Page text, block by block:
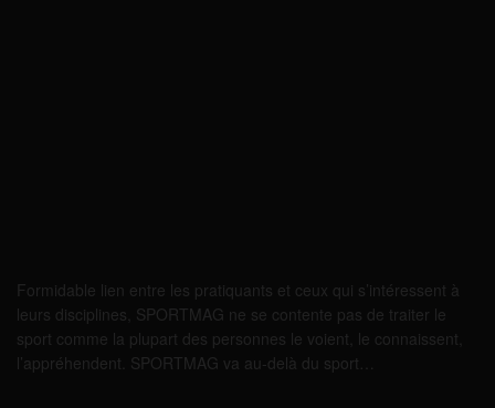
Formidable lien entre les pratiquants et ceux qui s’intéressent à
leurs disciplines, SPORTMAG ne se contente pas de traiter le
sport comme la plupart des personnes le voient, le connaissent,
l’appréhendent. SPORTMAG va au-delà du sport…